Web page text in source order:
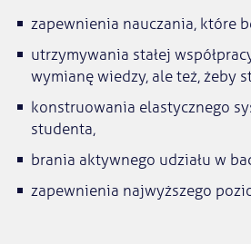
zapewnienia nauczania, które
utrzymywania stałej
wymianę wiedzy, ale też, żeby
konstruowania elastycznego
studenta,
brania aktywnego udziału w
zapewnienia najwyższego